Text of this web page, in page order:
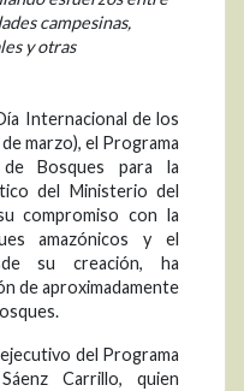
campesinas,
y otras
Internacional de los
marzo), el Programa
de Bosques para la
del Ministerio del
compromiso con la
amazónicos y el
su creación, ha
de aproximadamente
del Programa
Carrillo, quien